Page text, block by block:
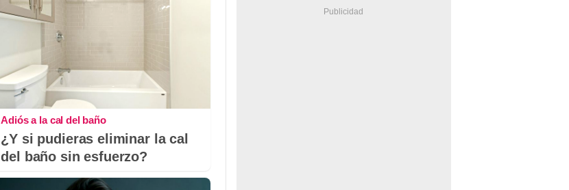
Adiós a la cal del baño
¿Y si pudieras eliminar la cal
del baño sin esfuerzo?